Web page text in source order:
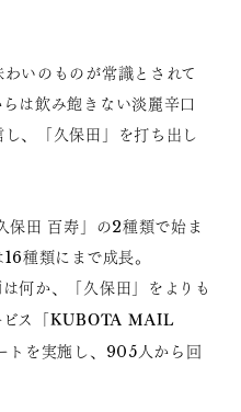
いのものが常識とされて
は飲み飽きない淡麗辛口
、「久保田」を打ち出し
保田 百寿」の2種類で始ま
種類にまで成長。
何か、「久保田」をよりも
ス「KUBOTA MAIL
トを実施し、905人から回